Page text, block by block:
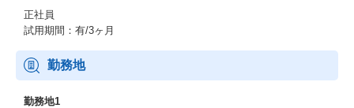
正社員
試用期間：有/3ヶ月
勤務地
勤務地1